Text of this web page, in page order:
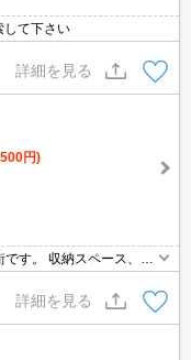
して下さい
詳細を見る
円)
す。 収納スペース、エ
い。お待ちしておりま
詳細を見る